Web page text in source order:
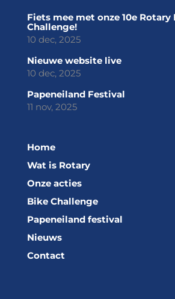
Fiets mee met onze 10e Rotary
Challenge!
10 dec, 2025
Nieuwe website live
10 dec, 2025
Papeneiland Festival
11 nov, 2025
Home
Wat is Rotary
Onze acties
Bike Challenge
Papeneiland festival
Nieuws
Contact